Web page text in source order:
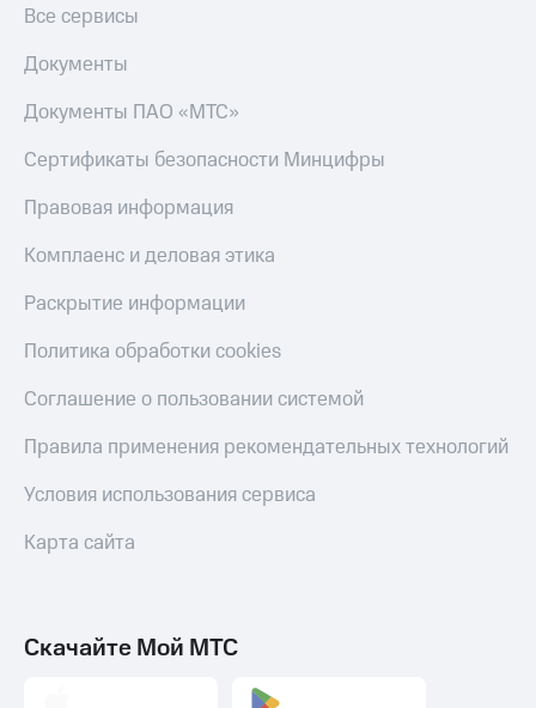
Все сервисы
Документы
Документы ПАО «МТС»
Сертификаты безопасности Минцифры
Правовая информация
Комплаенс и деловая этика
Раскрытие информации
Политика обработки cookies
Соглашение о пользовании системой
Правила применения рекомендательных технологий
Условия использования сервиса
Карта сайта
Скачайте Мой МТС